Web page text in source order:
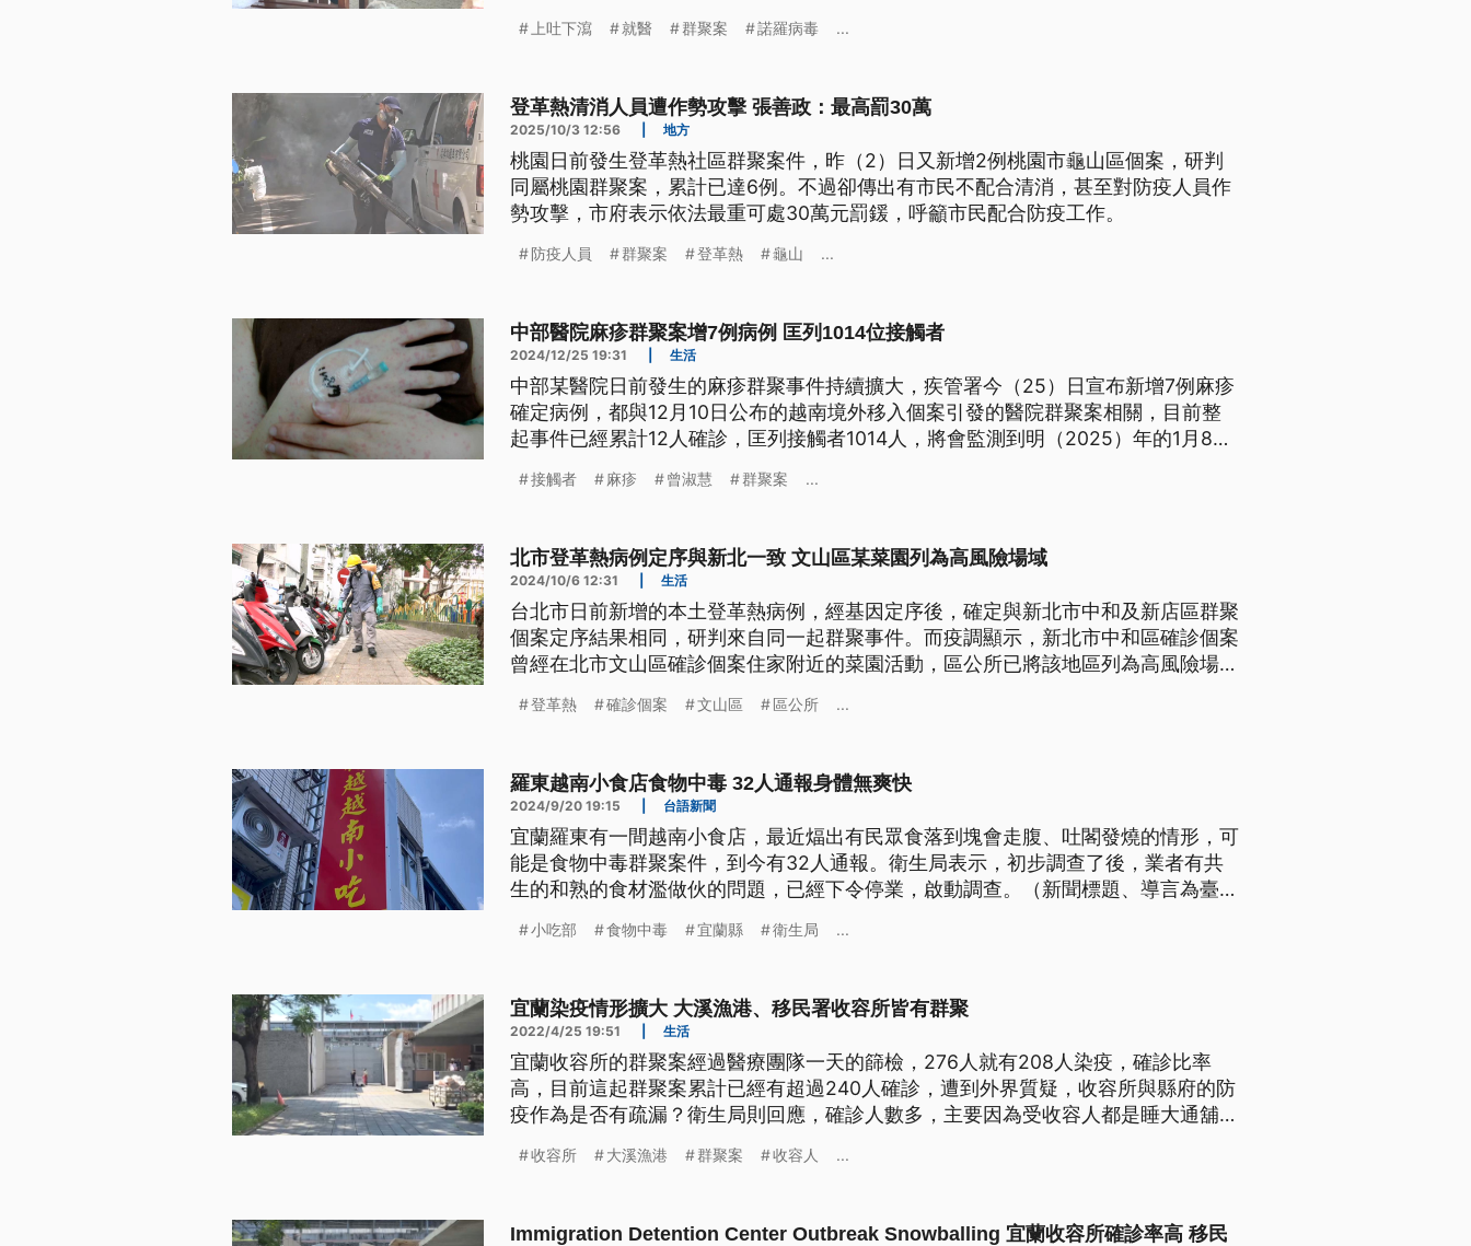
上吐下瀉 就醫 群聚案 諾羅病毒 ...
登革熱清消人員遭作勢攻擊 張善政：最高罰30萬
2025/10/3 12:56 地方
桃園日前發生登革熱社區群聚案件，昨（2）日又新增2例桃園市龜山區個案，研判
同屬桃園群聚案，累計已達6例。不過卻傳出有市民不配合清消，甚至對防疫人員作
勢攻擊，市府表示依法最重可處30萬元罰鍰，呼籲市民配合防疫工作。
防疫人員 群聚案 登革熱 龜山 ...
中部醫院麻疹群聚案增7例病例 匡列1014位接觸者
2024/12/25 19:31 生活
中部某醫院日前發生的麻疹群聚事件持續擴大，疾管署今（25）日宣布新增7例麻疹
確定病例，都與12月10日公布的越南境外移入個案引發的醫院群聚案相關，目前整
起事件已經累計12人確診，匡列接觸者1014人，將會監測到明（2025）年的1月8
鐵台北站以及捷運公館站等等。
接觸者 麻疹 曾淑慧 群聚案 ...
北市登革熱病例定序與新北一致 文山區某菜園列為高風險場域
2024/10/6 12:31 生活
台北市日前新增的本土登革熱病例，經基因定序後，確定與新北市中和及新店區群聚
個案定序結果相同，研判來自同一起群聚事件。而疫調顯示，新北市中和區確診個案
曾經在北市文山區確診個案住家附近的菜園活動，區公所已將該地區列為高風險場
登革熱 確診個案 文山區 區公所 ...
羅東越南小食店食物中毒 32人通報身體無爽快
2024/9/20 19:15 台語新聞
宜蘭羅東有一間越南小食店，最近煏出有民眾食落到塊會走腹、吐閣發燒的情形，可
能是食物中毒群聚案件，到今有32人通報。衛生局表示，初步調查了後，業者有共
生的和熟的食材濫做伙的問題，已經下令停業，啟動調查。（新聞標題、導言為臺語
小吃部 食物中毒 宜蘭縣 衛生局 ...
宜蘭染疫情形擴大 大溪漁港、移民署收容所皆有群聚
2022/4/25 19:51 生活
宜蘭收容所的群聚案經過醫療團隊一天的篩檢，276人就有208人染疫，確診比率
高，目前這起群聚案累計已經有超過240人確診，遭到外界質疑，收容所與縣府的防
疫作為是否有疏漏？衛生局則回應，確診人數多，主要因為受收容人都是睡大通舖，
人確診，即日起漁港直銷中心休市5天。
收容所 大溪漁港 群聚案 收容人 ...
Immigration Detention Center Outbreak Snowballing 宜蘭收容所確診率高 移民